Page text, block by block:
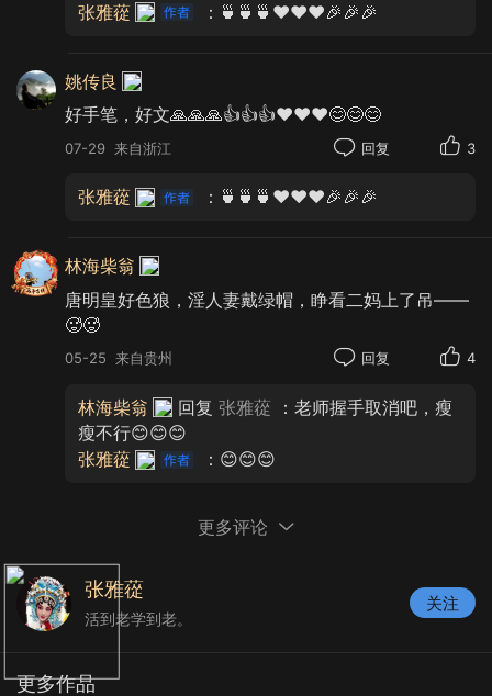
张雅蓯 ：🍵🍵🍵❤️❤️❤️🎉🎉🎉
姚传良
好手笔，好文🙏🙏🙏👍👍👍❤️❤️❤️😊😊😊
07-29 来自浙江 回复 3
张雅蓯 ：🍵🍵🍵❤️❤️❤️🎉🎉🎉
林海柴翁
唐明皇好色狼，淫人妻戴绿帽，睁看二妈上了吊——
🥵🥵
05-25 来自贵州 回复 4
林海柴翁 回复 张雅蓯
：老师握手取消吧，瘦
瘦不行😊😊😊
张雅蓯
：😊😊😊
更多评论
张雅蓯
活到老学到老。
关注
更多作品